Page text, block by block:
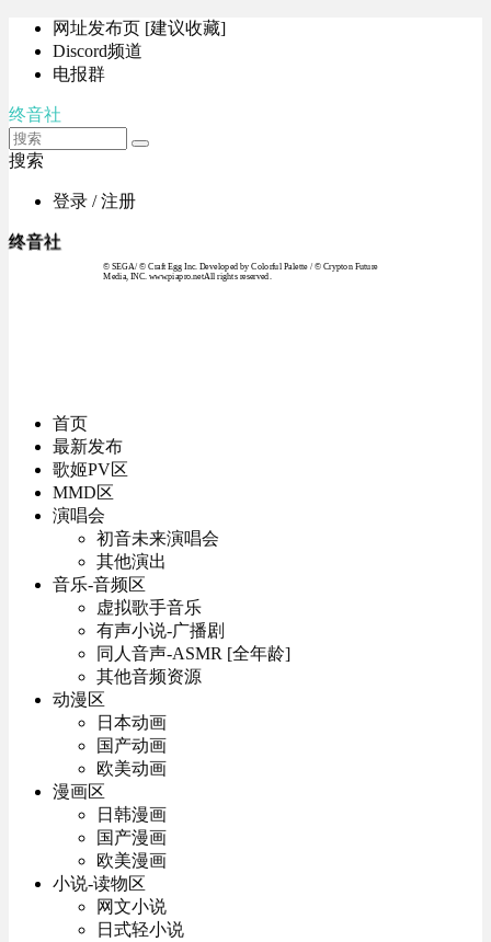
网址发布页 [建议收藏]
Discord频道
电报群
终音社
搜索
登录 / 注册
终音社
© SEGA / © Craft Egg Inc. Developed by Colorful Palette / © Crypton Future
Media, INC. www.piapro.netAll rights reserved.
首页
最新发布
歌姬PV区
MMD区
演唱会
初音未来演唱会
其他演出
音乐-音频区
虚拟歌手音乐
有声小说-广播剧
同人音声-ASMR [全年龄]
其他音频资源
动漫区
日本动画
国产动画
欧美动画
漫画区
日韩漫画
国产漫画
欧美漫画
小说-读物区
网文小说
日式轻小说